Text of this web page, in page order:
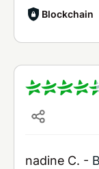
Blockchain
nadine C. -